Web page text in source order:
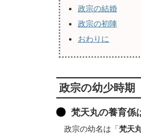
政宗の結婚
政宗の初陣
おわりに
政宗の幼少時期
梵天丸の養育係
政宗の幼名は「 梵天